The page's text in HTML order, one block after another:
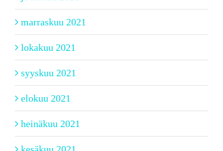
marraskuu 2021
lokakuu 2021
syyskuu 2021
elokuu 2021
heinäkuu 2021